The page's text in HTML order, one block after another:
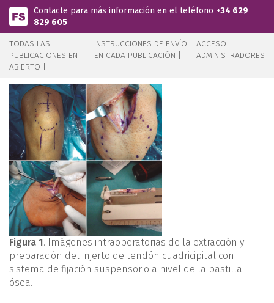
Pasar al contenido principal
Contacte para más información en el teléfono +34 629
829 605
TODAS LAS
PUBLICACIONES EN
ABIERTO |
INSTRUCCIONES DE ENVÍO
EN CADA PUBLICACIÓN |
ACCESO
ADMINISTRADORES
Figura 1. Imágenes intraoperatorias de la extracción y
preparación del injerto de tendón cuadricipital con
sistema de fijación suspensorio a nivel de la pastilla
ósea.